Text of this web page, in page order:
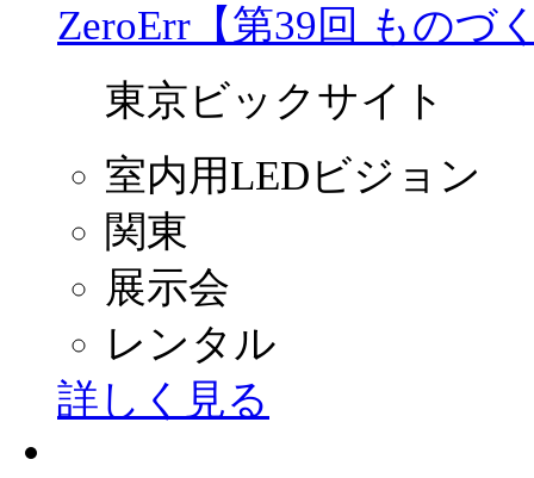
ZeroErr【第39回 ものづ
東京ビックサイト
室内用LEDビジョン
関東
展示会
レンタル
詳しく見る